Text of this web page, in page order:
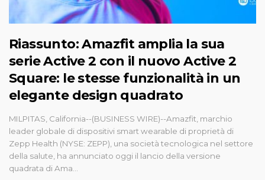
Riassunto: Amazfit amplia la sua
serie Active 2 con il nuovo Active 2
Square: le stesse funzionalità in un
elegante design quadrato
MILPITAS, California--(BUSINESS WIRE)--Amazfit, marchio
leader globale di dispositivi smart wearable di proprietà di
Zepp Health (NYSE: ZEPP), una società tecnologica nel settore
della salute, ha annunciato oggi il lancio della versione
quadrata di Ama...